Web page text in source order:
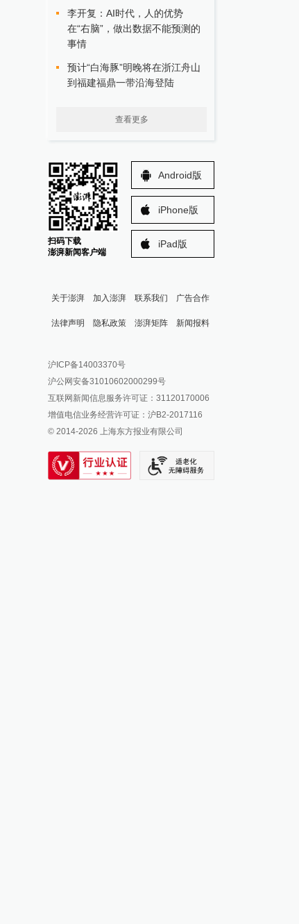
李开复：AI时代，人的优势
在“右脑”，做出数据不能预测的
事情
预计“白海豚”明晚将在浙江舟山
到福建福鼎一带沿海登陆
查看更多
扫码下载
澎湃新闻客户端
Android版
iPhone版
iPad版
关于澎湃 加入澎湃 联系我们 广告合作
法律声明 隐私政策 澎湃矩阵
澎湃新闻公众号
澎湃新闻抖音号
派生万物开放平台
IP SHANGHAI
SIXTH TONE
新闻报料
报料邮箱: news@thepaper.cn
沪ICP备14003370号
沪公网安备31010602000299号
互联网新闻信息服务许可证：31120170006
增值电信业务经营许可证：沪B2-2017116
© 2014-2026 上海东方报业有限公司